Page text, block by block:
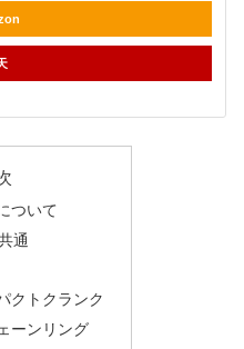
ついて
通
クトクランク
ーンリング